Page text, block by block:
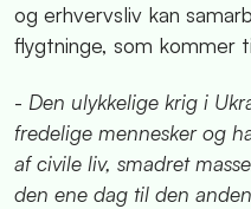
og erhvervsliv kan
flygtninge, som kommer
- Den ulykkelige krig i
fredelige mennesker og
af civile liv, smadret
den ene dag til den